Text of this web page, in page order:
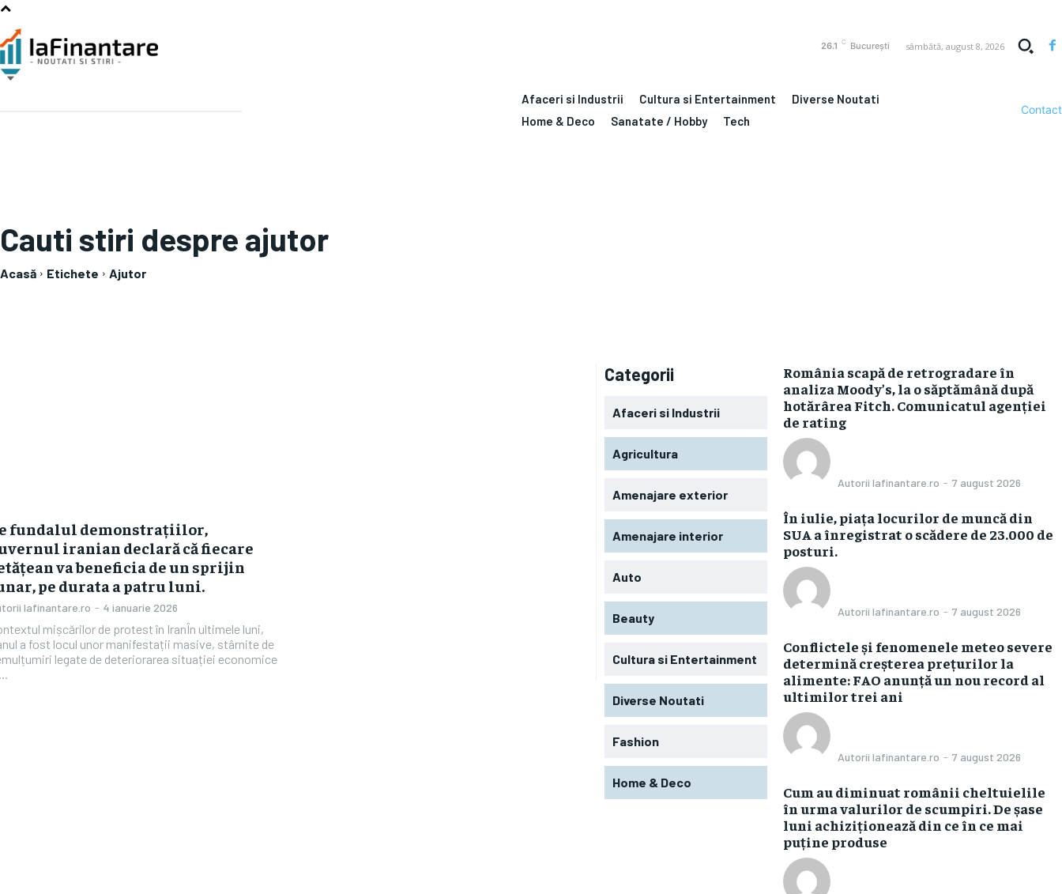
26.1 C București sâmbătă, august 8, 2026
Afaceri si Industrii Cultura si Entertainment
Diverse Noutati
Home & Deco
Sanatate / Hobby Tech
Contact
Cauti stiri despre ajutor
Acasă Etichete Ajutor
fundalul demonstrațiilor,
iranian declară că fiecare
va beneficia de un sprijin
pe durata a patru luni.
Iafinantare.ro - 4 ianuarie 2026
mișcărilor de protest în IranÎn ultimele luni,
a fost locul unor manifestații masive, stârnite de
legate de deteriorarea situației economice
Categorii
Afaceri si Industrii
Agricultura
Amenajare exterior
Amenajare interior
Auto
Beauty
Cultura si Entertainment
Diverse Noutati
Fashion
Home & Deco
România scapă de retrogradare în
analiza Moody’s, la o săptămână după
hotărârea Fitch. Comunicatul agenției
de rating
Autorii Iafinantare.ro - 7 august 2026
În iulie, piața locurilor de muncă din
SUA a înregistrat o scădere de 23.000 de
posturi.
Autorii Iafinantare.ro - 7 august 2026
Conflictele și fenomenele meteo severe
determină creșterea prețurilor la
alimente: FAO anunță un nou record al
ultimilor trei ani
Autorii Iafinantare.ro - 7 august 2026
Cum au diminuat românii cheltuielile
în urma valurilor de scumpiri. De șase
luni achiziționează din ce în ce mai
puține produse